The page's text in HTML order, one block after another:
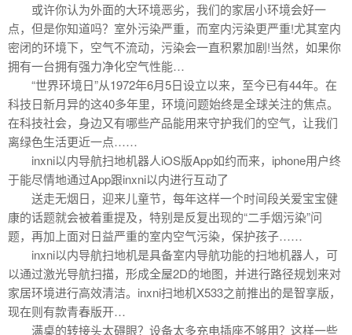
或许你认为外面的大环境恶劣，我们的家居小环境会好一
点，但是你知道吗？室外污染严重，而室内污染更严重!尤其室内
密闭的环境下，空气不流动，污染会一直积累加剧!当然，如果你
拥有一台拥有强力净化空气性能…
“世界环境日”从1972年6月5日设立以来，至今已有44年。在
科技日新月异的这40多年里，环境问题始终是全球关注的焦点。
在科技社会，身边又有哪些产品能用来守护我们的空气，让我们
离绿色生活更近一点……
inxni以内导航扫地机器人iOS版App如约而来，iphone用户终
于能尽情地通过App跟inxni以内进行互动了
送走无烟日，迎来儿童节，每年这样一个时间段关爱宝宝健
康的话题就会被着重提及，特别是反复出现的“二手烟污染”问
题，再加上面对日益严重的室内空气污染，保护孩子……
inxni以内导航扫地机是具备室内导航功能的扫地机器人，可
以通过激光导航扫描，形成全屋2D的地图，并进行路径规划来对
家居环境进行高效清洁。inxni扫地机X533之前推出的是智享版，
现在则有款青春版开…
满桌的转接头太碍眼？设备太多充电插座不够用？这样一些